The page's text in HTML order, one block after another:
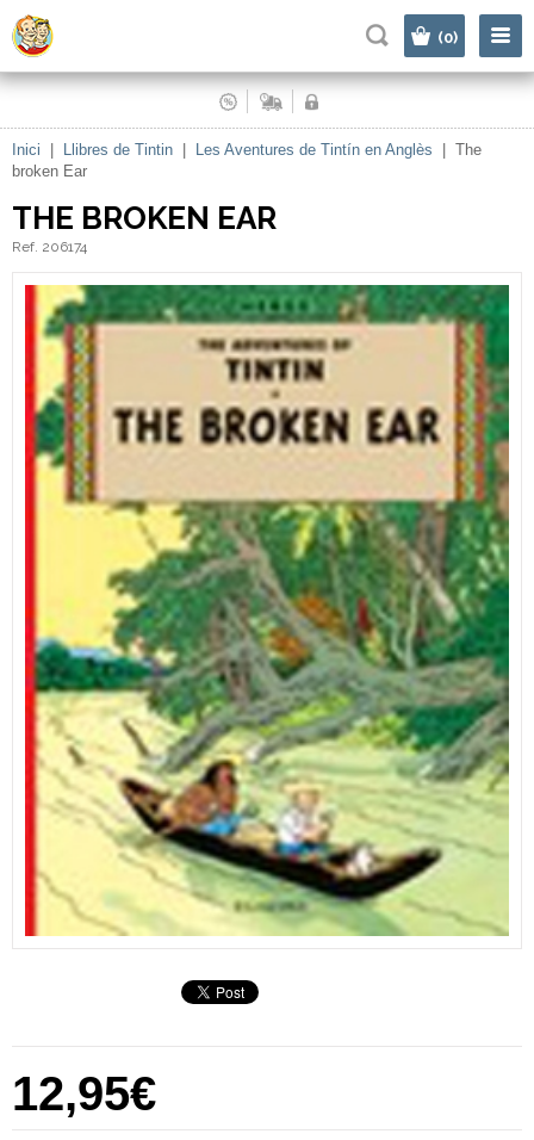
(0)
Inici Llibres de Tintin Les Aventures de Tintín en Anglès
The
broken Ear
THE BROKEN EAR
Ref. 206174
12,95€